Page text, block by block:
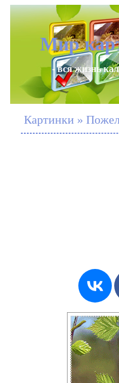
Мир
- вся жизнь
Картинки »